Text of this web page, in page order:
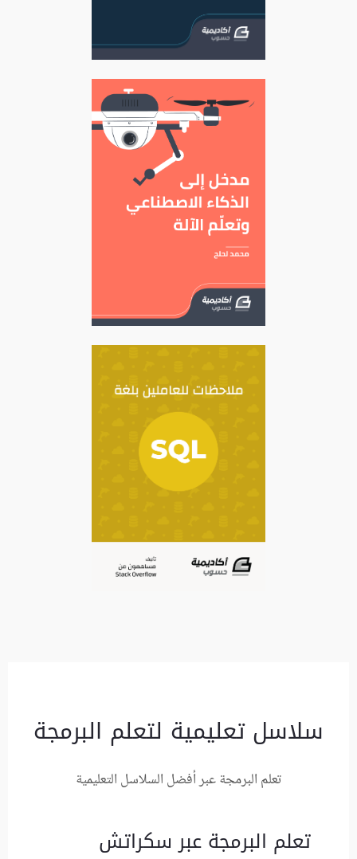
سلاسل تعليمية لتعلم البرمجة
تعلم البرمجة عبر أفضل السلاسل التعليمية
تعلم البرمجة عبر سكراتش